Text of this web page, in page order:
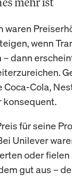
waren
wenn
dann
Cola,
konsequent.
für seine
Unilever
oder
gut aus –